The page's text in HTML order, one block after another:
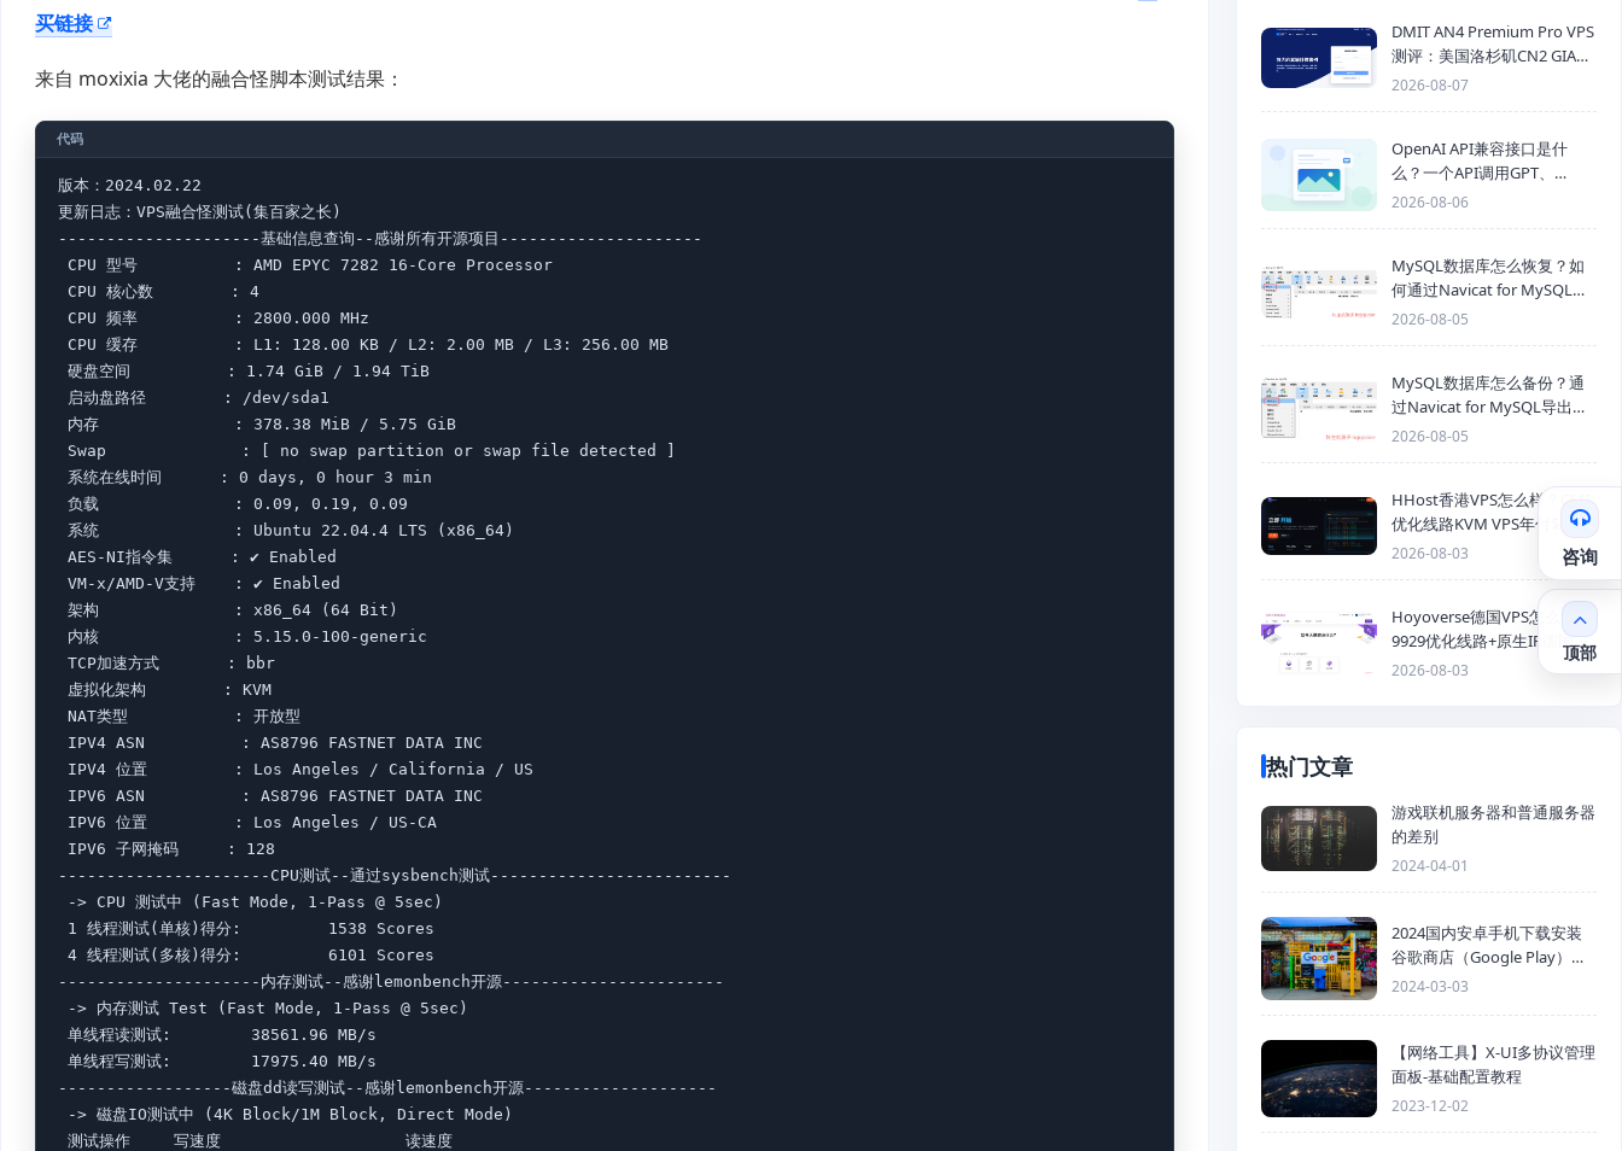
买链接
来自 moxixia 大佬的融合怪脚本测试结果：
版本：2024.02.22
更新日志：VPS融合怪测试(集百家之长)
---------------------基础信息查询--感谢所有开源项目---------------------
CPU 型号          : AMD EPYC 7282 16-Core Processor
CPU 核心数        : 4
CPU 频率          : 2800.000 MHz
CPU 缓存          : L1: 128.00 KB / L2: 2.00 MB / L3: 256.00 MB
硬盘空间          : 1.74 GiB / 1.94 TiB
启动盘路径        : /dev/sda1
内存              : 378.38 MiB / 5.75 GiB
Swap              : [ no swap partition or swap file detected ]
系统在线时间      : 0 days, 0 hour 3 min
负载              : 0.09, 0.19, 0.09
系统              : Ubuntu 22.04.4 LTS (x86_64)
AES-NI指令集      : ✔ Enabled
VM-x/AMD-V支持    : ✔ Enabled
架构              : x86_64 (64 Bit)
内核              : 5.15.0-100-generic
TCP加速方式       : bbr
虚拟化架构        : KVM
NAT类型           : 开放型
IPV4 ASN          : AS8796 FASTNET DATA INC
IPV4 位置         : Los Angeles / California / US
IPV6 ASN          : AS8796 FASTNET DATA INC
IPV6 位置         : Los Angeles / US-CA
IPV6 子网掩码     : 128
----------------------CPU测试--通过sysbench测试-------------------------
-> CPU 测试中 (Fast Mode, 1-Pass @ 5sec)
1 线程测试(单核)得分: 		1538 Scores
4 线程测试(多核)得分: 		6101 Scores
---------------------内存测试--感谢lemonbench开源-----------------------
-> 内存测试 Test (Fast Mode, 1-Pass @ 5sec)
单线程读测试:		38561.96 MB/s
单线程写测试:		17975.40 MB/s
------------------磁盘dd读写测试--感谢lemonbench开源--------------------
-> 磁盘IO测试中 (4K Block/1M Block, Direct Mode)
测试操作		写速度					读速度
DMIT AN4 Premium Pro VPS
测评：美国洛杉矶CN2 GIA三
网优化线路性能测试
2026-08-07
OpenAI API兼容接口是什
么？一个API调用GPT、
Claude、Gemini、DeepSeek
2026-08-06
MySQL数据库怎么恢复？如
何通过Navicat for MySQL导
入SQL备份文件
2026-08-05
MySQL数据库怎么备份？通
过Navicat for MySQL导出
Mysql数据库为SQL格式备份
2026-08-05
HHost香港VPS怎么样？CMI
优化线路KVM VPS年付$25
起，4GB内存优惠套餐
2026-08-03
Hoyoverse德国VPS怎么样？
9929优化线路+原生IP德国
KVM VPS推荐
2026-08-03
热门文章
游戏联机服务器和普通服务器
的差别
2024-04-01
2024国内安卓手机下载安装
谷歌商店（Google Play）详
细步骤
2024-03-03
【网络工具】X-UI多协议管理
面板-基础配置教程
2023-12-02
咨询
顶部